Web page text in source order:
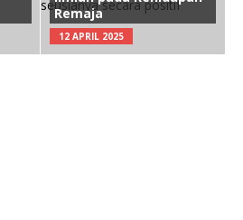
Remaja
12 APRIL 2025